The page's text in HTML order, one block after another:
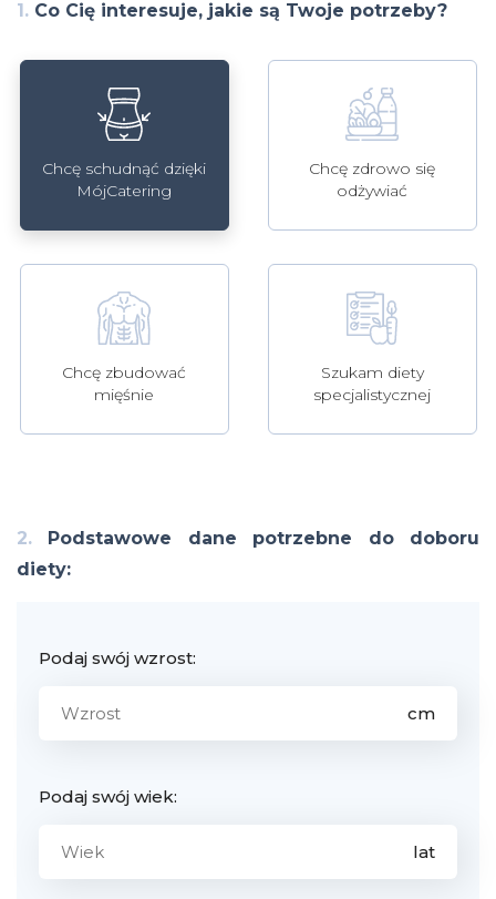
1. Co Cię interesuje, jakie są Twoje potrzeby?
Chcę schudnąć dzięki
MójCatering
Chcę zdrowo się
odżywiać
Chcę zbudować
mięśnie
Szukam diety
specjalistycznej
2. Podstawowe dane potrzebne do doboru
diety:
Podaj swój wzrost:
Podaj swój wiek: